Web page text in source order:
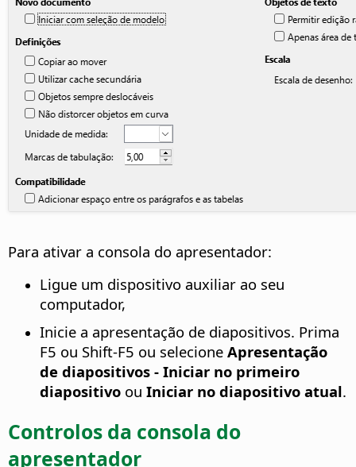
Para ativar a consola do apresentador:
Ligue um dispositivo auxiliar ao seu
computador,
Inicie a apresentação de diapositivos. Prima
F5 ou Shift-F5 ou selecione Apresentação
de diapositivos - Iniciar no primeiro
diapositivo ou Iniciar no diapositivo atual.
Controlos da consola do
apresentador